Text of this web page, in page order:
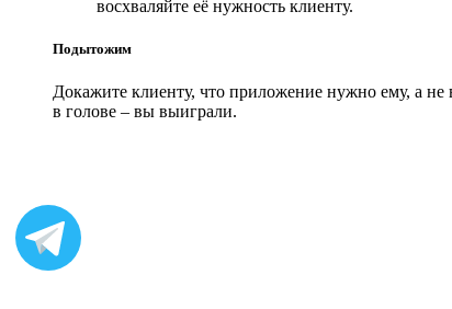
восхваляйте её нужность клиенту.
Подытожим
Докажите клиенту, что приложение нужно ему, а не
в голове – вы выиграли.